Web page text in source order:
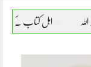
کرنے کا بیان – مولانا